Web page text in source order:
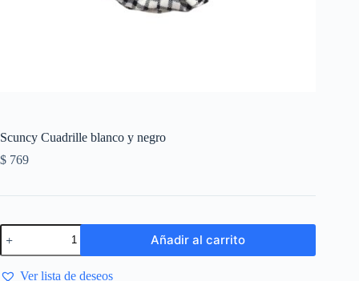
Scuncy Cuadrille blanco y negro
$ 769
Añadir al carrito
Ver lista de deseos